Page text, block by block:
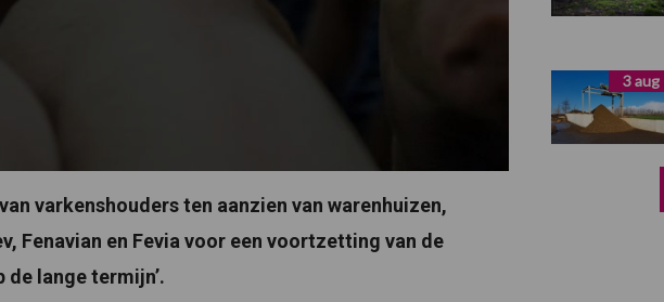
varkenshouders ten aanzien van warenhuizen,
Fenavian en Fevia voor een voortzetting van de
lange termijn’.
3 aug